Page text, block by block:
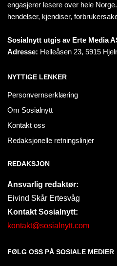
engasjerer lesere over hele
hendelser, kjendiser,
Sosialnytt utgis av Erte Media
Adresse: Helleåsen 23, 5915
NYTTIGE LENKER
Personvernserklæring
Om Sosialnytt
Kontakt oss
Redaksjonelle retningslinjer
REDAKSJON
Ansvarlig redaktør:
Eivind Skår Ertesvåg
Kontakt Sosialnytt:
kontakt@sosialnytt.com
FØLG OSS PÅ SOSIALE MEDIER​